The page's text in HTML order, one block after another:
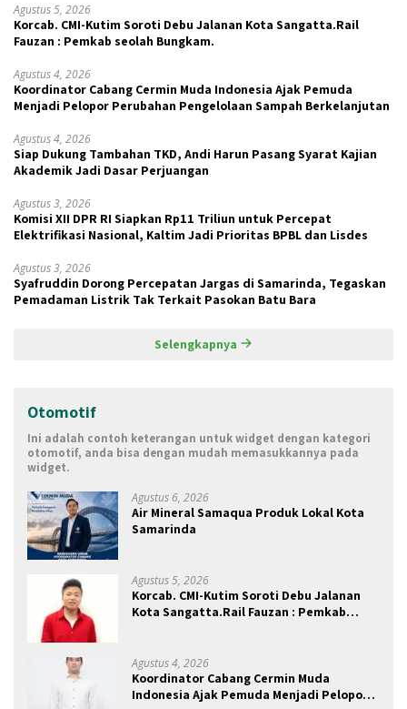
Agustus 5, 2026
Korcab. CMI-Kutim Soroti Debu Jalanan Kota Sangatta.Rail
Fauzan : Pemkab seolah Bungkam.
Agustus 4, 2026
Koordinator Cabang Cermin Muda Indonesia Ajak Pemuda
Menjadi Pelopor Perubahan Pengelolaan Sampah Berkelanjutan
Agustus 4, 2026
Siap Dukung Tambahan TKD, Andi Harun Pasang Syarat Kajian
Akademik Jadi Dasar Perjuangan
Agustus 3, 2026
Komisi XII DPR RI Siapkan Rp11 Triliun untuk Percepat
Elektrifikasi Nasional, Kaltim Jadi Prioritas BPBL dan Lisdes
Agustus 3, 2026
Syafruddin Dorong Percepatan Jargas di Samarinda, Tegaskan
Pemadaman Listrik Tak Terkait Pasokan Batu Bara
Selengkapnya
Otomotif
Ini adalah contoh keterangan untuk widget dengan kategori
otomotif, anda bisa dengan mudah memasukkannya pada
widget.
Agustus 6, 2026
Air Mineral Samaqua Produk Lokal Kota
Samarinda
Agustus 5, 2026
Korcab. CMI-Kutim Soroti Debu Jalanan
Kota Sangatta.Rail Fauzan : Pemkab
Agustus 4, 2026
Koordinator Cabang Cermin Muda
Indonesia Ajak Pemuda Menjadi Pelopor